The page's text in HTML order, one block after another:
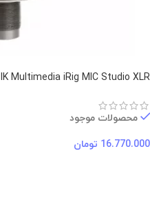
IK Multimedia iRig MIC Studio XLR
محصولات موجود
16.770.000 تومان